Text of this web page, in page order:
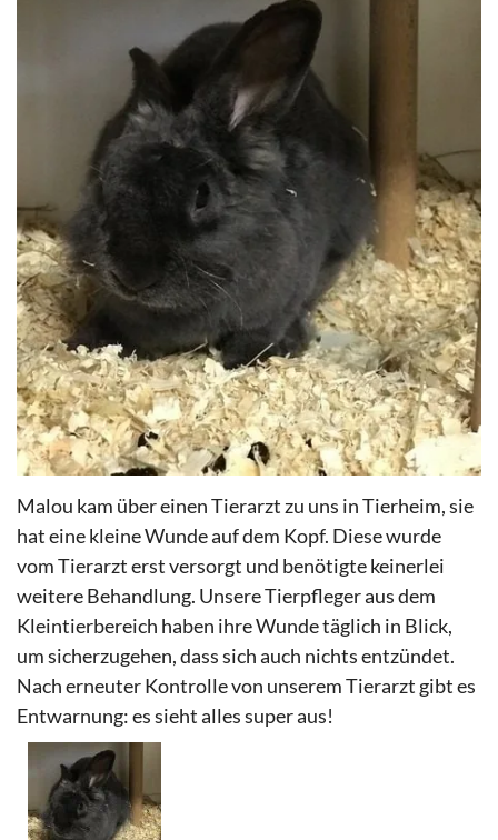
Malou kam über einen Tierarzt zu uns in Tierheim, sie
hat eine kleine Wunde auf dem Kopf. Diese wurde
vom Tierarzt erst versorgt und benötigte keinerlei
weitereBehandlung. Unsere Tierpfleger aus dem
Kleintierbereich haben ihre Wunde täglich in Blick,
um sicherzugehen, dasssich auch nichts entzündet.
Nach erneuter Kontrolle von unseremTierarzt gibt es
Entwarnung: es siehtallessuperaus!